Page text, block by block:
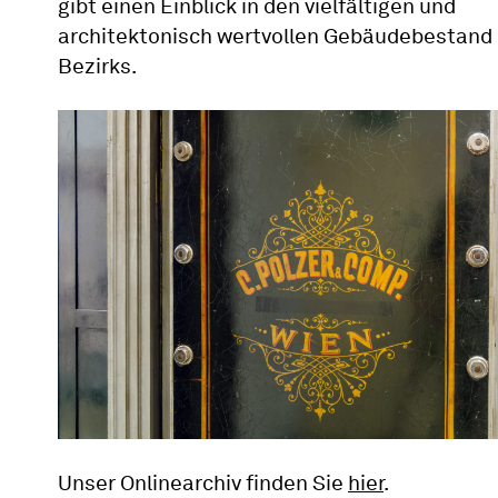
gibt einen Einblick in den vielfältigen und
architektonisch wertvollen Gebäudebestand
Bezirks.
Unser Onlinearchiv finden Sie hier.